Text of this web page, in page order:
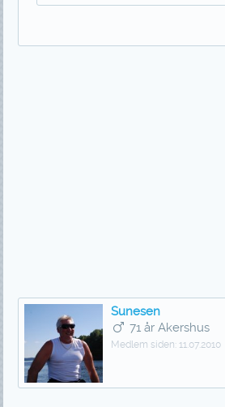
Sunesen
71 år Akershus
Medlem siden: 11.07.2010